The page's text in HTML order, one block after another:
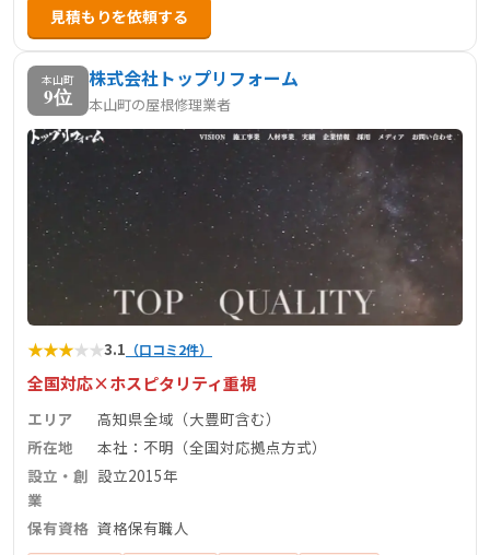
見積もりを依頼する
本山町
9位
株式会社トップリフォーム
本山町の屋根修理業者
★★★★★3.1 （口コミ2件）
全国対応×ホスピタリティ重視
エリア
高知県全域（大豊町含む）
所在地
本社：不明（全国対応拠点方式）
設立・創
業
設立2015年
保有資格 資格保有職人